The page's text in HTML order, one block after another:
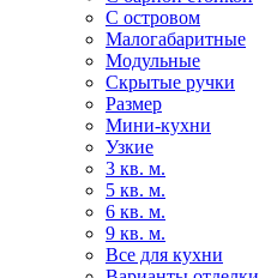
С островом
Малогабаритные
Модульные
Скрытые ручки
Размер
Мини-кухни
Узкие
3 кв. м.
5 кв. м.
6 кв. м.
9 кв. м.
Все для кухни